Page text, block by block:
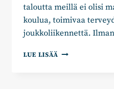
taloutta meillä ei olisi
koulua, toimivaa
joukkoliikennettä. Ilman
LUE LISÄÄ MIKSI